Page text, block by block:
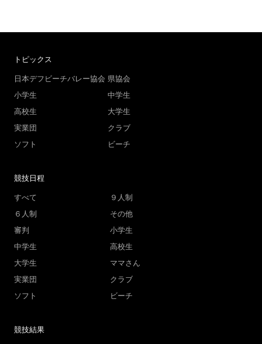
トピックス
日本デフビーチバレー協会 県協会
小学生
中学生
高校生
大学生
実業団
クラブ
ソフト
ビーチ
競技日程
すべて
９人制
６人制
その他
審判
小学生
中学生
高校生
大学生
ママさん
実業団
クラブ
ソフト
ビーチ
競技結果